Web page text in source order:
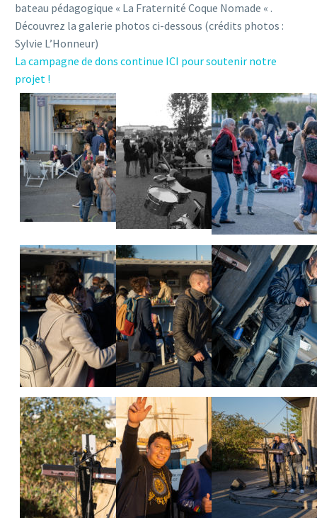
bateau pédagogique « La Fraternité Coque Nomade « .
Découvrez la galerie photos ci-dessous (crédits photos :
Sylvie L’Honneur)
La campagne de dons continue ICI pour soutenir notre
projet !